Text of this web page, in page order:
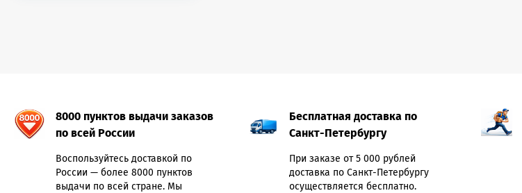
8000 пунктов выдачи заказов
по всей России
Воспользуйтесь доставкой по
России — более 8000 пунктов
выдачи по всей стране. Мы
Бесплатная доставка по
Санкт-Петербургу
При заказе от 5 000 рублей
доставка по Санкт-Петербургу
осуществляется бесплатно.